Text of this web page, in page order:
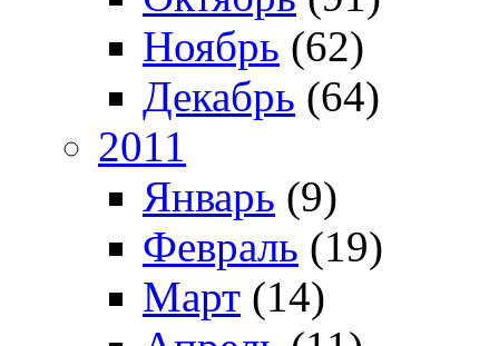
Ноябрь (62)
Декабрь (64)
2011
Январь (9)
Февраль (19)
Март (14)